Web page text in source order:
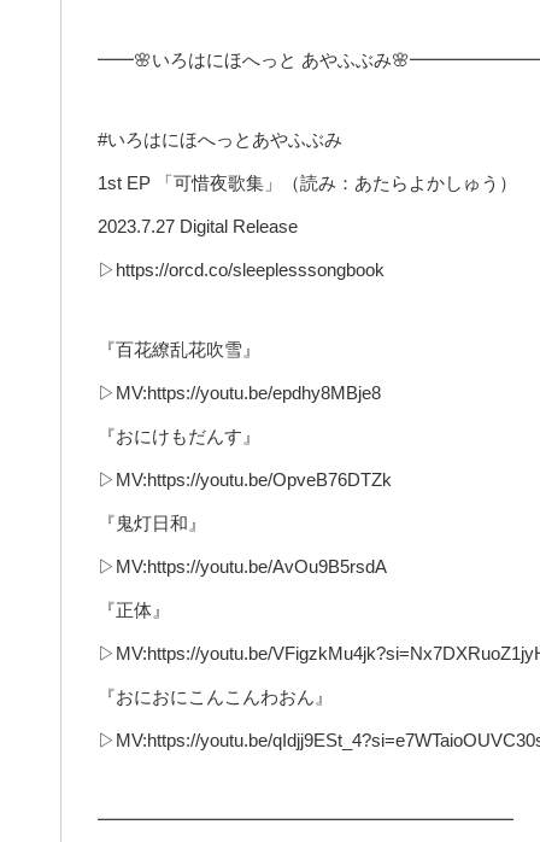
━━🌸いろはにほへっと あやふぶみ
#いろはにほへっとあやふぶみ
1st EP 「可惜夜歌集」（読み：あたらよかしゅう）
2023.7.27 Digital Release
▷https://orcd.co/sleeplesssongbook
『百花繚乱花吹雪』
▷MV:https://youtu.be/epdhy8MBje8
『おにけもだんす』
▷MV:https://youtu.be/OpveB76DTZk
『鬼灯日和』
▷MV:https://youtu.be/AvOu9B5rsdA
『正体』
▷MV:https://youtu.be/
『おにおにこんこんわおん』
▷MV:https://youtu.be/
━━━━━━━━━━━━━━━━━━━━━━━